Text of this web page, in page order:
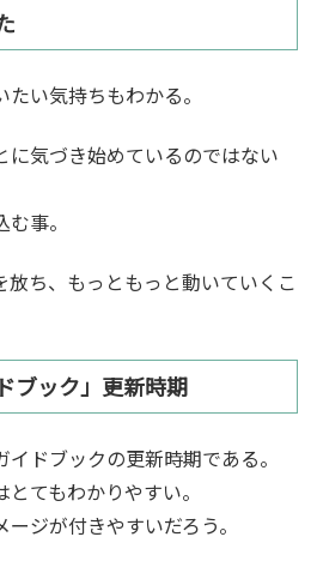
い気持ちもわかる。
に気づき始めているのではない
事。
放ち、もっともっと動いていくこ
ブック」更新時期
ドブックの更新時期である。
てもわかりやすい。
ジが付きやすいだろう。